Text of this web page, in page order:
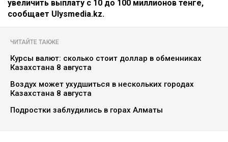
увеличить выплату с 10 до 100 миллионов тенге,
сообщает Ulysmedia.kz.
ЧИТАЙТЕ ТАКЖЕ
Курсы валют: сколько стоит доллар в обменниках
Казахстана 8 августа
Воздух может ухудшиться в нескольких городах
Казахстана 8 августа
Подростки заблудились в горах Алматы